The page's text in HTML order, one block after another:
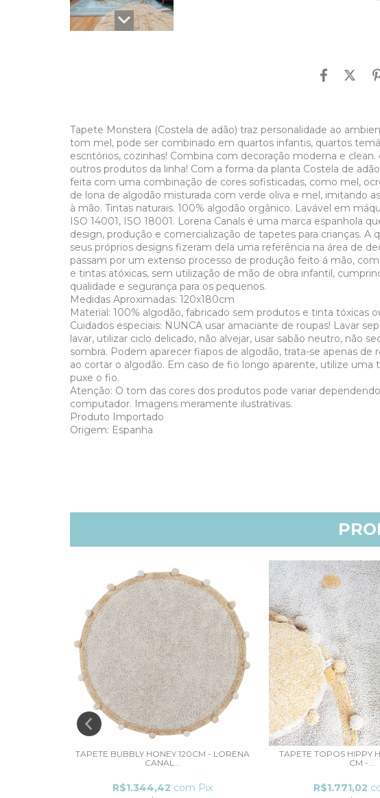
Tapete Monstera (Costela de adão) traz personalidade ao
tom mel, pode ser combinado em quartos infantis, quartos
escritórios, cozinhas! Combina com decoração moderna e
outros produtos da linha! Com a forma da planta Costela de
feita com uma combinação de cores sofisticadas, como mel,
de lona de algodão misturada com verde oliva e mel, imitando
à mão. Tintas naturais. 100% algodão orgânico. Lavável em
ISO 14001, ISO 18001. Lorena Canals é uma marca espanhola
design, produção e comercialização de tapetes para crianças. A
seus próprios designs fizeram dela uma referência na área de
passam por um extenso processo de produção feito á mão,
e tintas atóxicas, sem utilização de mão de obra infantil,
qualidade e segurança para os pequenos.
Medidas Aproximadas: 120x180cm
Material: 100% algodão, fabricado sem produtos e tinta tóxicas
Cuidados especiais: NUNCA usar amaciante de roupas! Lavar
lavar, utilizar ciclo delicado, não alvejar, usar sabão neutro, não
sombra. Podem aparecer fiapos de algodão, trata-se apenas de
ao cortar o algodão. Em caso de fio longo aparente, utilize uma
puxe o fio.
Atenção: O tom das cores dos produtos pode variar
computador. Imagens meramente ilustrativas.
Produto Importado
Origem: Espanha
TAPETE BUBBLY HONEY 120CM - LORENA
CANAL...
R$1.344,42 com Pix
TAPETE TOPOS HIPPY
CM -...
R$1.771,02